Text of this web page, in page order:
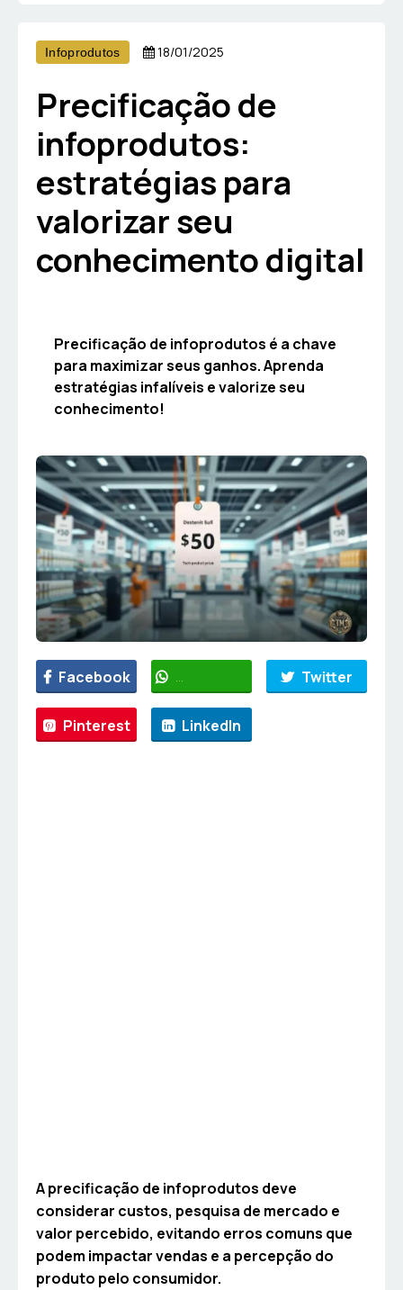
Infoprodutos 18/01/2025
Precificação de
infoprodutos:
estratégias para
valorizar seu
conhecimento digital
Precificação de infoprodutos é a chave
para maximizar seus ganhos. Aprenda
estratégias infalíveis e valorize seu
conhecimento!
Facebook WhatsApp Twitter
Pinterest LinkedIn
A precificação de infoprodutos deve
considerar custos, pesquisa de mercado e
valor percebido, evitando erros comuns que
podem impactar vendas e a percepção do
produto pelo consumidor.